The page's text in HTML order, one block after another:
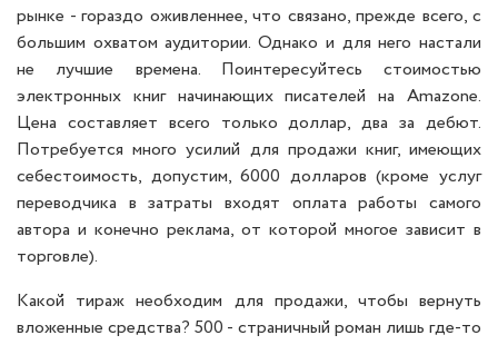
рынке - гораздо оживленнее, что связано, прежде всего, с
большим охватом аудитории. Однако и для него настали
не лучшие времена. Поинтересуйтесь стоимостью
электронных книг начинающих писателей на Amazone.
Цена составляет всего только доллар, два за дебют.
Потребуется много усилий для продажи книг, имеющих
себестоимость, допустим, 6000 долларов (кроме услуг
переводчика в затраты входят оплата работы самого
автора и конечно реклама, от которой многое зависит в
торговле).
Какой тираж необходим для продажи, чтобы вернуть
вложенные средства? 500 - страничный роман лишь где-то